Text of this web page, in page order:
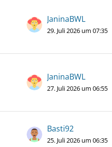
JaninaBWL
29. Juli 2026 um 07:35
JaninaBWL
27. Juli 2026 um 06:55
Basti92
25. Juli 2026 um 06:35